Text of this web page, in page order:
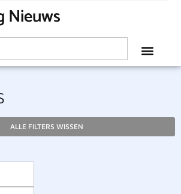
Nieuws
ALLE FILTERS WISSEN